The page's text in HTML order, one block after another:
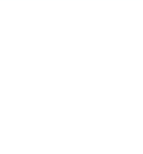
Doprava a